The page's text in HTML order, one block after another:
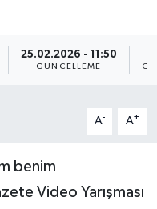
25.02.2026 - 11:50
GÜNCELLEME
A- A+
benim
Video Yarışması